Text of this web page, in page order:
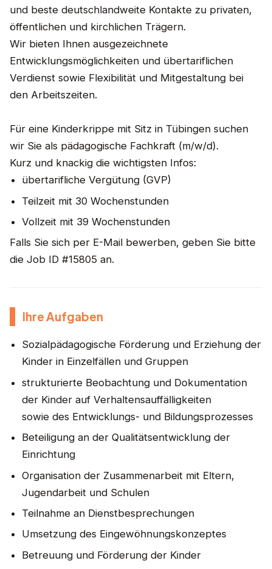
und beste deutschlandweite Kontakte zu privaten,
öffentlichen und kirchlichen Trägern.
Wir bieten Ihnen ausgezeichnete
Entwicklungsmöglichkeiten und übertariflichen
Verdienst sowie Flexibilität und Mitgestaltung bei
den Arbeitszeiten.
Für eine Kinderkrippe mit Sitz in Tübingen suchen
wir Sie als pädagogische Fachkraft (m/w/d).
Kurz und knackig die wichtigsten Infos:
übertarifliche Vergütung (GVP)
Teilzeit mit 30 Wochenstunden
Vollzeit mit 39 Wochenstunden
Falls Sie sich per E-Mail bewerben, geben Sie bitte
die Job ID #15805 an.
Ihre Aufgaben
Sozialpädagogische Förderung und Erziehung der
Kinder in Einzelfällen und Gruppen
strukturierte Beobachtung und Dokumentation
der Kinder auf Verhaltensauffälligkeiten
sowie des Entwicklungs- und Bildungsprozesses
Beteiligung an der Qualitätsentwicklung der
Einrichtung
Organisation der Zusammenarbeit mit Eltern,
Jugendarbeit und Schulen
Teilnahme an Dienstbesprechungen
Umsetzung des Eingewöhnungskonzeptes
Betreuung und Förderung der Kinder